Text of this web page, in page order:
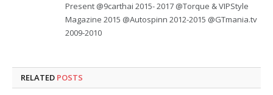
Present @9carthai 2015- 2017 @Torque & VIPStyle
Magazine 2015 @Autospinn 2012-2015 @GTmania.tv
2009-2010
RELATED POSTS